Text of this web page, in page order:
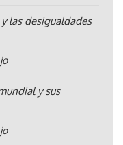
las desigualdades
y sus